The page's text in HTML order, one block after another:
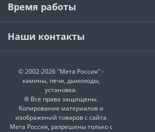
Время работы
Наши контакты
© 2002-2026 "Мета Россия" -
камины, печи, дымоходы,
установка.
® Все права защищены.
Копирование материалов и
изображений товаров с сайта
Мета Россия, разрешены только с